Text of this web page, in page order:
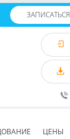
ЗАПИСАТЬСЯ
ЦЕНЫ